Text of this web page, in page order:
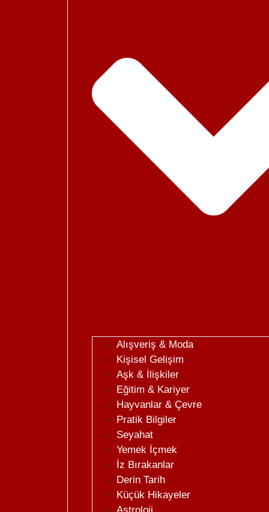
Alışveriş & Moda
Kişisel Gelişim
Aşk & İlişkiler
Eğitim & Kariyer
Hayvanlar & Çevre
Pratik Bilgiler
Seyahat
Yemek İçmek
İz Bırakanlar
Derin Tarih
Küçük Hikayeler